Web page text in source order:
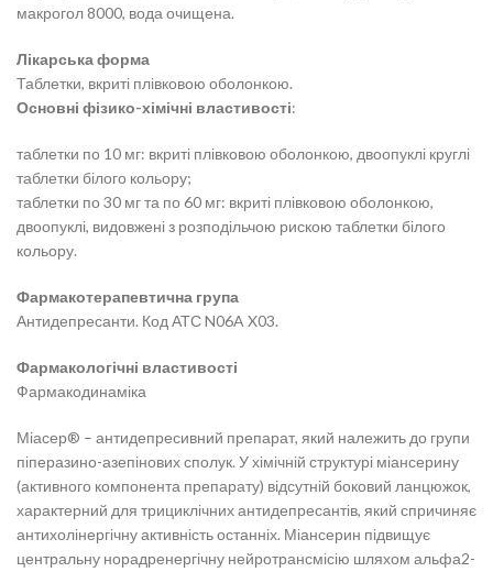
макрогол 8000, вода очищена.
Лікарська форма
Таблетки, вкриті плівковою оболонкою.
Основні фізико-хімічні властивості:
таблетки по 10 мг: вкриті плівковою оболонкою, двоопуклі круглі
таблетки білого кольору;
таблетки по 30 мг та по 60 мг: вкриті плівковою оболонкою,
двоопуклі, видовжені з розподільчою рискою таблетки білого
кольору.
Фармакотерапевтична група
Антидепресанти. Код АТС N06A X03.
Фармакологічні властивості
Фармакодинаміка
Міасер® – антидепресивний препарат, який належить до групи
піперазино-азепінових сполук. У хімічній структурі міансерину
(активного компонента препарату) відсутній боковий ланцюжок,
характерний для трициклічних антидепресантів, який спричиняє
антихолінергічну активність останніх. Міансерин підвищує
центральну норадренергічну нейротрансмісію шляхом альфа2-